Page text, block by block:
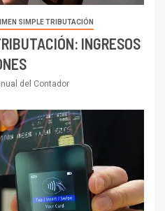
SIMPLE TRIBUTACIÓN
INGRESOS
del Contador